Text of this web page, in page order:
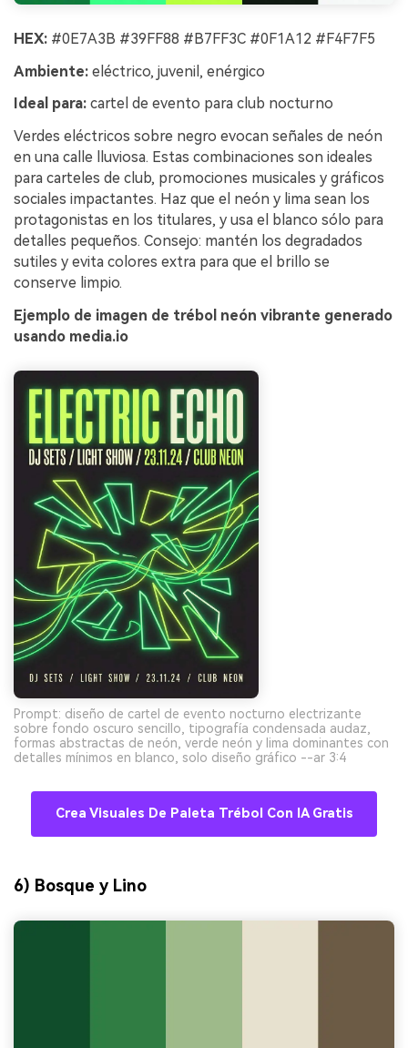
HEX: #0E7A3B #39FF88 #B7FF3C #0F1A12 #F4F7F5
Ambiente: eléctrico, juvenil, enérgico
Ideal para: cartel de evento para club nocturno
Verdes eléctricos sobre negro evocan señales de neón
en una calle lluviosa. Estas combinaciones son ideales
para carteles de club, promociones musicales y gráficos
sociales impactantes. Haz que el neón y lima sean los
protagonistas en los titulares, y usa el blanco sólo para
detalles pequeños. Consejo: mantén los degradados
sutiles y evita colores extra para que el brillo se
conserve limpio.
Ejemplo de imagen de trébol neón vibrante generado
usando media.io
Prompt: diseño de cartel de evento nocturno electrizante
sobre fondo oscuro sencillo, tipografía condensada audaz,
formas abstractas de neón, verde neón y lima dominantes con
detalles mínimos en blanco, solo diseño gráfico --ar 3:4
Crea Visuales De Paleta Trébol Con IA Gratis
6) Bosque y Lino